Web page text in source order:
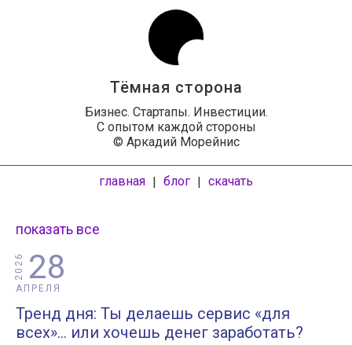
Тёмная сторона
Бизнес. Стартапы. Инвестиции.
С опытом каждой стороны
© Аркадий Морейнис
главная | блог | скачать
показать все
28
АПРЕЛЯ
2026
Тренд дня: Ты делаешь сервис «для
всех»… или хочешь денег заработать?